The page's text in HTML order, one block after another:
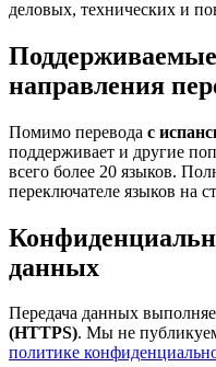
деловых, технических и
направления
Помимо перевода с
поддерживает и другие
всего более 20 языков.
переключателе языков на
данных
Передача данных
(HTTPS). Мы не
политике